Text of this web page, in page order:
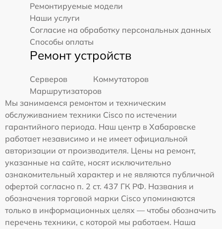
Ремонтируемые модели
Наши услуги
Согласие на обработку персональных данных
Способы оплаты
Ремонт устройств
Серверов
Коммутаторов
Маршрутизаторов
Мы занимаемся ремонтом и техническим
обслуживанием техники Cisco по истечении
гарантийного периода. Наш центр в Хабаровске
работает независимо и не имеет официальной
авторизации от производителя. Цены на ремонт,
указанные на сайте, носят исключительно
ознакомительный характер и не являются публичной
офертой согласно п. 2 ст. 437 ГК РФ. Названия и
обозначения торговой марки Cisco упоминаются
только в информационных целях — чтобы обозначить
перечень техники, с которой мы работаем. Наша